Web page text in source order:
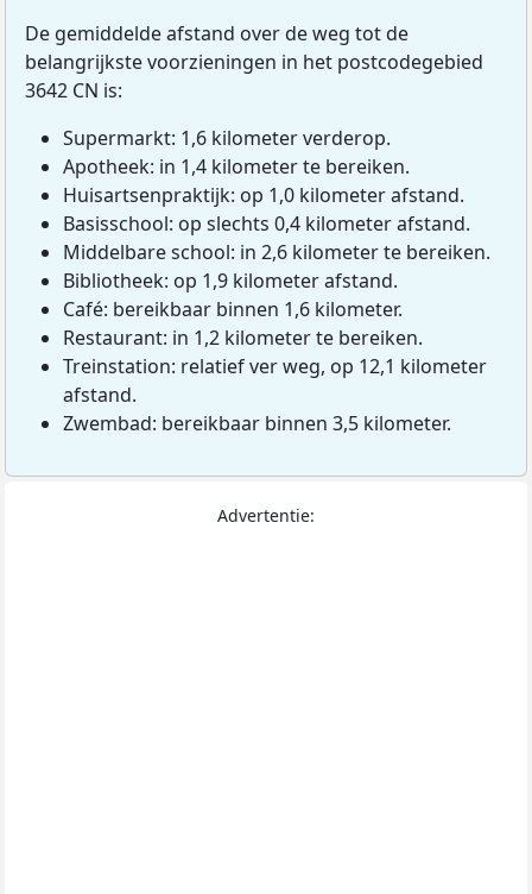
De gemiddelde afstand over de weg tot de
belangrijkste voorzieningen in het postcodegebied
3642 CN is:
Supermarkt: 1,6 kilometer verderop.
Apotheek: in 1,4 kilometer te bereiken.
Huisartsenpraktijk: op 1,0 kilometer afstand.
Basisschool: op slechts 0,4 kilometer afstand.
Middelbare school: in 2,6 kilometer te bereiken.
Bibliotheek: op 1,9 kilometer afstand.
Café: bereikbaar binnen 1,6 kilometer.
Restaurant: in 1,2 kilometer te bereiken.
Treinstation: relatief ver weg, op 12,1 kilometer
afstand.
Zwembad: bereikbaar binnen 3,5 kilometer.
Advertentie: